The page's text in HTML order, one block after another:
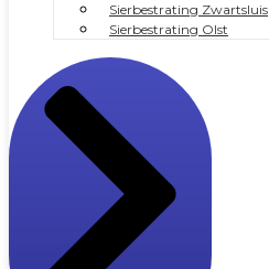
Sierbestrating Zwartsluis
Sierbestrating Olst